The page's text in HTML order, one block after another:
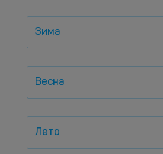
Зима
Весна
Лето